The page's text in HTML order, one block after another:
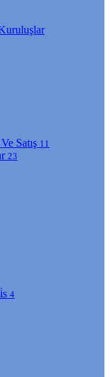
Satış 11
23
4